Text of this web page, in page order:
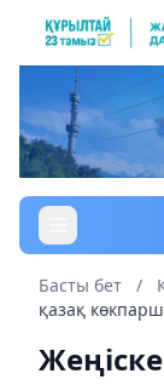
Басты бет /
қазақ